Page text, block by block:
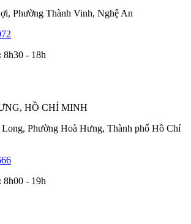
Phường Thành Vinh, Nghệ An
8h30 - 18h
HỒ CHÍ MINH
Phường Hoà Hưng, Thành phố Hồ Chí
8h00 - 19h